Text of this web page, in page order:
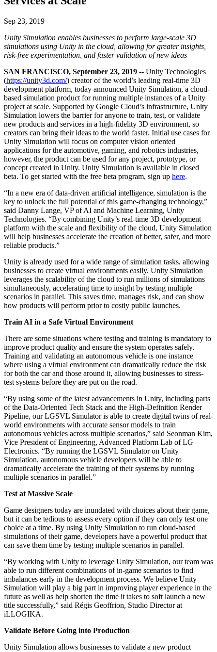
Анализ после запуска и операции с живыми играми
Развивайте
Привлечение пользователей
Будьте замечены и привлекайте мобильных пользователей
Встроенные покупки
Управляйте IAP в магазинах и D2C
Монетизация
Соединяйте игроков с подходящими играми
Рекламируйте с помощью Unity
Монетизируйте с помощью
Unity
Примеры использования
Мобильные игры
Создавайте и развивайте мобильные хиты с Unity
Инди-игры
Выпускайте большие игры с небольшими командами
XR-игры
Запускайте XR-игры на разных платформах
Многопользовательские игры
Упрощенное создание многопользовательских игр
Торговля
Автомобильная отрасль
Увеличьте инновации и впечатления в автомобиле
Посмотреть все отрасли
Истории успеха из реальной жизни
Руководства по лучшим практикам
Демонстрационные проекты
Демо-версии, образцы и строительные блоки
Все ресурсы
Что нового
Блог
Обновления, информация и технические советы
Новости
Новости, истории и пресс-центр
Празднование Unity-креаторов по всему миру
Практические руководства
Образование
Для студентов
Запустите свою карьеру
Для преподавателей
Улучшите свое преподавание
Лицензия Education Grant
Принесите мощь Unity в ваше учебное заведение
Программы сертификации
Докажите свое мастерство в Unity
Sep 23, 2019
Unity Simulation enables businesses to perform large-scale 3D
simulations using Unity in the cloud, allowing for greater insights,
risk-free experimentation, and faster validation of new ideas
SAN FRANCISCO, September 23, 2019 -- Unity Technologies
(https://unity3d.com/) creator of the world’s leading real-time 3D
development platform, today announced Unity Simulation, a cloud-
based simulation product for running multiple instances of a Unity
project at scale. Supported by Google Cloud’s infrastructure, Unity
Simulation lowers the barrier for anyone to train, test, or validate
new products and services in a high-fidelity 3D environment, so
creators can bring their ideas to the world faster. Initial use cases for
Unity Simulation will focus on computer vision oriented
applications for the automotive, gaming, and robotics industries,
however, the product can be used for any project, prototype, or
concept created in Unity. Unity Simulation is available in closed
beta. To get started with the free beta program, sign up here.
“In a new era of data-driven artificial intelligence, simulation is the
key to unlock the full potential of this game-changing technology,”
said Danny Lange, VP of AI and Machine Learning, Unity
Technologies. “By combining Unity’s real-time 3D development
platform with the scale and flexibility of the cloud, Unity Simulation
will help businesses accelerate the creation of better, safer, and more
reliable products.”
Unity is already used for a wide range of simulation tasks, allowing
businesses to create virtual environments easily. Unity Simulation
leverages the scalability of the cloud to run millions of simulations
simultaneously, accelerating time to insight by testing multiple
scenarios in parallel. This saves time, manages risk, and can show
how products will perform prior to costly public launches.
Train AI in a Safe Virtual Environment
There are some situations where testing and training is mandatory to
improve product quality and ensure the system operates safely.
Training and validating an autonomous vehicle is one instance
where using a virtual environment can dramatically reduce the risk
for both the car and those around it, allowing businesses to stress-
test systems before they are put on the road.
“By using some of the latest advancements in Unity, including parts
of the Data-Oriented Tech Stack and the High-Definition Render
Pipeline, our LGSVL Simulator is able to create digital twins of real-
world environments with accurate sensor models to train
autonomous vehicles across multiple scenarios,” said Seonman Kim,
Vice President of Engineering, Advanced Platform Lab of LG
Electronics. “By running the LGSVL Simulator on Unity
Simulation, autonomous vehicle developers will be able to
dramatically accelerate the training of their systems by running
multiple scenarios in parallel.”
Test at Massive Scale
Game designers today are inundated with choices about their game,
but it can be tedious to assess every option if they can only test one
choice at a time. By using Unity Simulation to run cloud-based
simulations of their game, developers have a powerful product that
can save them time by testing multiple scenarios in parallel.
“By working with Unity to leverage Unity Simulation, our team was
able to run different combinations of in-game scenarios to find
imbalances early in the development process. We believe Unity
Simulation will play a big part in improving player experience in the
future as well as help shorten the time it takes to soft launch a new
title successfully,” said Régis Geoffrion, Studio Director at
iLLOGIKA.
Validate Before Going into Production
Unity Simulation allows businesses to validate a new product